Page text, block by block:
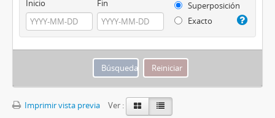
Inicio Fin
Superposición
Exacto
Imprimir vista previa
Ver :